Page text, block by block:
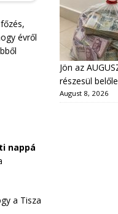
évről
nappá
a Tisza
Jön az
részesül
August 8, 2026